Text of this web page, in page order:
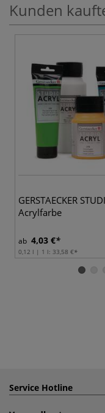
Kunden
GERSTAECKER
Acrylfarbe
ab 4,03 €
0,12 l | 1 l: 33,58 €
Service Hotline